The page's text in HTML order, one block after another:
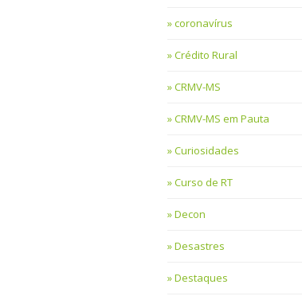
coronavírus
Crédito Rural
CRMV-MS
CRMV-MS em Pauta
Curiosidades
Curso de RT
Decon
Desastres
Destaques